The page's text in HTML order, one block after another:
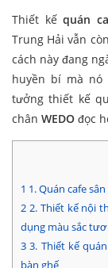
Thiết kế quán
Trung Hải vẫn
cách này đang
huyền bí mà nó
tưởng thiết kế
chân WEDO đọc
1 1. Quán cafe
2 2. Thiết kế nội
dụng màu sắc
3 3. Thiết kế
bàn ghế